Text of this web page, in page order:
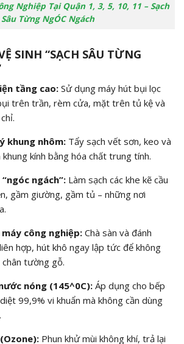
Nghiệp Tại Quận 1, 3, 5, 10, 11 – Sạch
Sâu Từng NgÓC Ngách
SINH “SẠCH SÂU TỪNG
tầng cao:Sử dụng máy hút bụi lọc
trên trần, rèm cửa, mặt trên tủ kệ và
khung nhôm:Tẩy sạch vết sơn, keo và
kính bằng hóa chất trung tính.
ngách”:Làm sạch các khe kẽ cầu
gầm giường, gầm tủ – những nơi
công nghiệp:Chà sàn và đánh
hợp, hút khô ngay lập tức để không
tường gỗ.
nóng (145^0C):Áp dụng cho bếp
99,9% vi khuẩn mà không cần dùng
Phun khử mùi không khí, trả lại